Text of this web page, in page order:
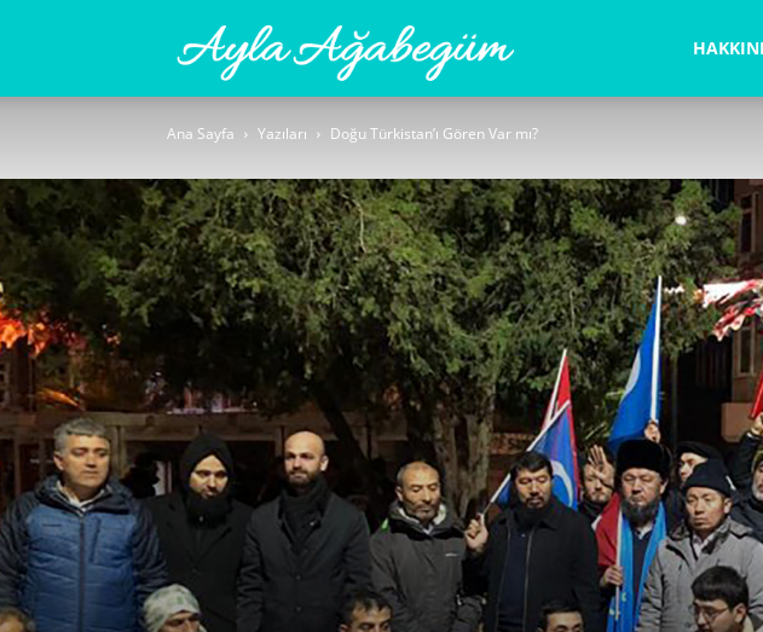
Ağabegüm
Ana Sayfa Yazıları Doğu Türkistan’ı Gören Var mı?